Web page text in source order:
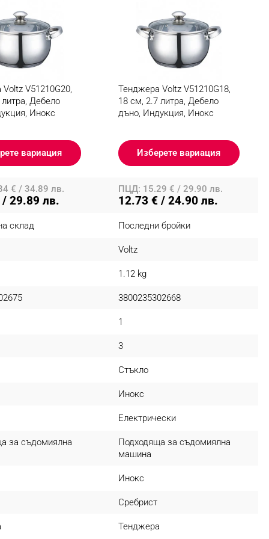
V51210G20,
Дебело
Инокс
вариация
Тенджера Voltz V51210G18,
18 см, 2.7 литра, Дебело
дъно, Индукция, Инокс
Изберете вариация
€ / 34.89 лв.
29.89 лв.
ПЦД: 15.29 € / 29.90 лв.
12.73 € / 24.90 лв.
склад Последни бройки
Voltz
1.12 kg
3800235302668
1
3
Стъкло
Инокс
Електрически
за съдомиялна
Подходяща за съдомиялна
машина
Инокс
Сребрист
Тенджера